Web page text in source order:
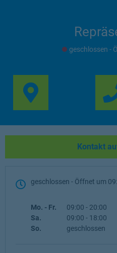
geschlossen -
Link
Kontakt
geschlossen - Öffnet um
Wochentag Öffnungszeiten
Mo. - Fr. 09:00 - 20:00
Sa.
09:00 - 18:00
So.
geschlossen